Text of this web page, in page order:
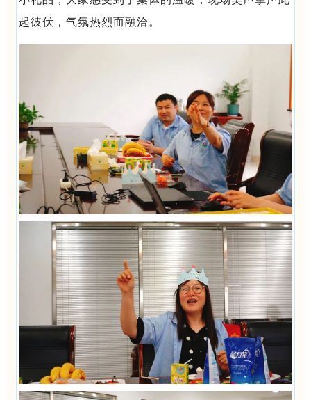
起彼伏，气氛热烈而融洽。